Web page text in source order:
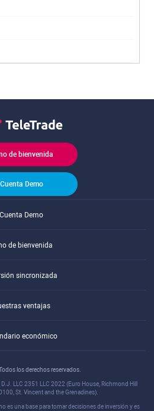
de bienvenida
Cuenta Demo
Cuenta Demo
de bienvenida
sincronizada
ventajas
económico
los derechos reservados.
LLC 2351 LLC 2022 (Euro House, Richmond Hill
St. Vincent and the Grenadines).
es una base para tomar decisiones de inversión y es